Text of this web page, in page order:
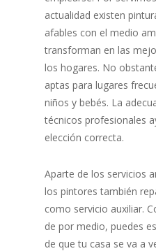
actualidad existen
afables con el medio
transforman en las
los hogares. No
aptas para lugares
niños y bebés. La
técnicos profesionales
elección correcta.
Aparte de los servicios
los pintores también
como servicio auxiliar.
de por medio, puedes
de que tu casa se va a